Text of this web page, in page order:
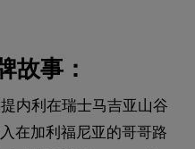
故事：
内利在瑞士马吉亚山谷
在加利福尼亚的哥哥路